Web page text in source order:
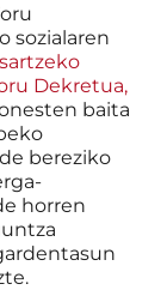
sozialaren
sartzeko
Dekretua,
baita
bereziko
horren